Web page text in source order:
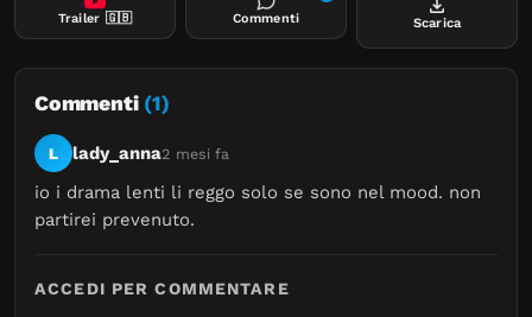
Trailer 🇬🇧 Commenti Scarica
Commenti (1)
L lady_anna2 mesi fa
io i drama lenti li reggo solo se sono nel mood. non
partirei prevenuto.
ACCEDI PER COMMENTARE